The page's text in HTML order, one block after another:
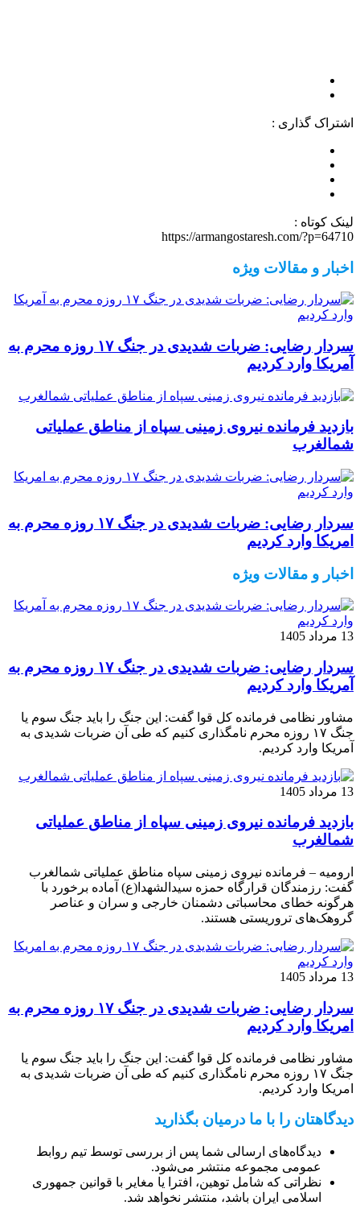
اشتراک گذاری :
لینک کوتاه :
https://armangostaresh.com/?p=64710
اخبار و مقالات ویژه
سردار رضایی: ضربات شدیدی در جنگ ۱۷ روزه محرم به
آمریکا وارد کردیم
بازدید فرمانده نیروی زمینی سپاه از مناطق عملیاتی
شمالغرب
سردار رضایی: ضربات شدیدی در جنگ ۱۷ روزه محرم به
امریکا وارد کردیم
اخبار و مقالات ویژه
13 مرداد 1405
سردار رضایی: ضربات شدیدی در جنگ ۱۷ روزه محرم به
آمریکا وارد کردیم
مشاور نظامی فرمانده کل قوا گفت: این جنگ را باید جنگ سوم یا
جنگ ۱۷ روزه محرم نامگذاری کنیم که طی آن ضربات شدیدی به
آمریکا وارد کردیم.
13 مرداد 1405
بازدید فرمانده نیروی زمینی سپاه از مناطق عملیاتی
شمالغرب
ارومیه – فرمانده نیروی زمینی سپاه مناطق عملیاتی شمالغرب
گفت: رزمندگان قرارگاه حمزه سیدالشهدا(ع) آماده برخورد با
هرگونه خطای محاسباتی دشمنان خارجی و سران و عناصر
گروهک‌های تروریستی هستند.
13 مرداد 1405
سردار رضایی: ضربات شدیدی در جنگ ۱۷ روزه محرم به
امریکا وارد کردیم
مشاور نظامی فرمانده کل قوا گفت: این جنگ را باید جنگ سوم یا
جنگ ۱۷ روزه محرم نامگذاری کنیم که طی آن ضربات شدیدی به
امریکا وارد کردیم.
دیدگاهتان را با ما درمیان بگذارید
دیدگاه‌های ارسالی شما پس از بررسی توسط تیم روابط
عمومی مجموعه منتشر می‌شود.
نظراتی که شامل توهین، افترا یا مغایر با قوانین جمهوری
اسلامی ایران باشد، منتشر نخواهد شد.